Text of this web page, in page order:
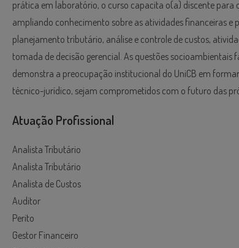
prática em laboratório, o curso capacita o(a) discente
ampliando conhecimento sobre as atividades financeiras
planejamento tributário, análise e controle de custos,
tomada de decisão gerencial. As questões
demonstra a preocupação institucional do UniCB em
técnico-jurídico, sejam comprometidos com o futuro das
Atuação Profissional
Analista Tributário
Analista Tributário
Analista de Custos
Auditor
Perito
Gestor Financeiro